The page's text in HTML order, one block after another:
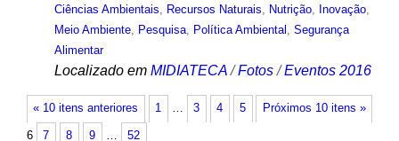
Ciências Ambientais, Recursos Naturais, Nutrição, Inovação,
Meio Ambiente, Pesquisa, Política Ambiental , Segurança
Alimentar
Localizado em MIDIATECA /Fotos /Eventos 2016
« 10 itens anteriores Próximos 10 itens »
1 … 3 4 5
6 7 8 9 … 52